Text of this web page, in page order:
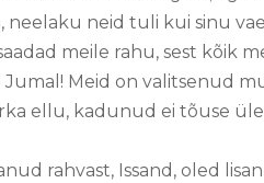
neelaku neid tuli kui sinu
meile rahu, sest kõik
Jumal! Meid on valitsenud
ellu, kadunud ei tõuse
rahvast, Issand, oled